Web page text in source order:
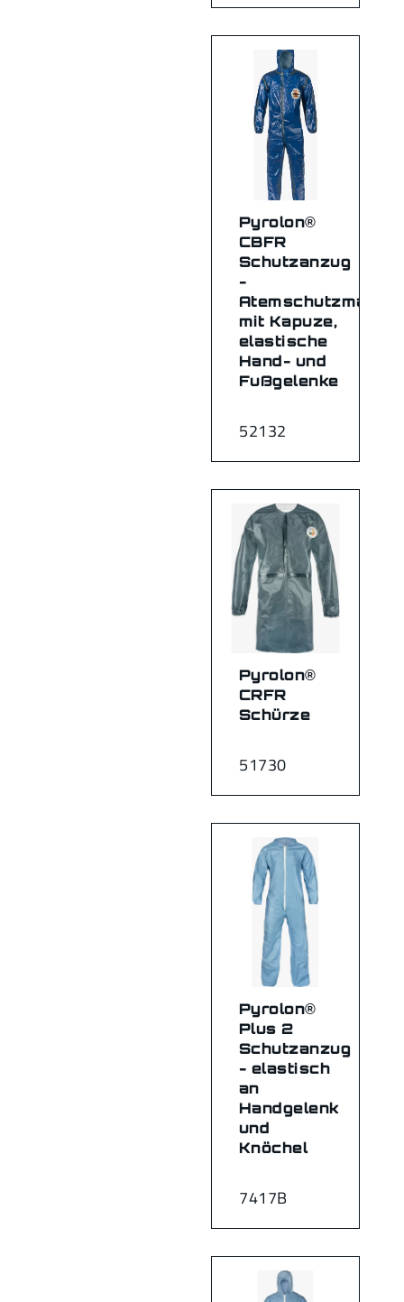
52132
Pyrolon®
CBFR
Schutzanzug
-
Atemschutzmaske
mit Kapuze,
elastische
Hand- und
Fußgelenke
51730
Pyrolon®
CRFR
Schürze
7417B
Pyrolon®
Plus 2
Schutzanzug
- elastisch
an
Handgelenk
und
Knöchel